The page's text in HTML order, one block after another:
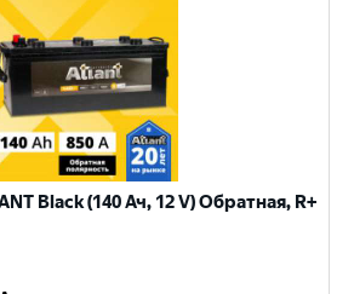
Black (140 Ач, 12 V) Обратная, R+